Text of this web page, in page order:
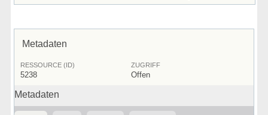
Metadaten
RESSOURCE (ID)
5238
ZUGRIFF
Offen
Metadaten